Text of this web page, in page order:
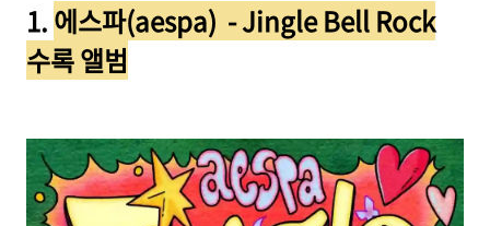
1.에스파(aespa) - Jingle Bell Rock
수록 앨범